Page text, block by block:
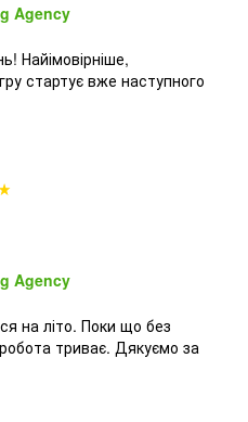
Agency
Найімовірніше,
стартує вже наступного
Agency
на літо. Поки що без
триває. Дякуємо за